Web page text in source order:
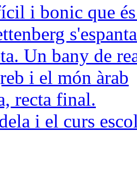
i bonic que és
s'espanta
Un bany de
i el món àrab
recta final.
i el curs